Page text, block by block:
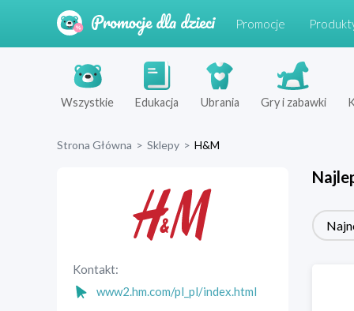
Promocje
Wszystkie Edukacja Ubrania Gry i zabawki
Strona Główna > Sklepy > H&M
Kontakt:
www2.hm.com/pl_pl/index.html